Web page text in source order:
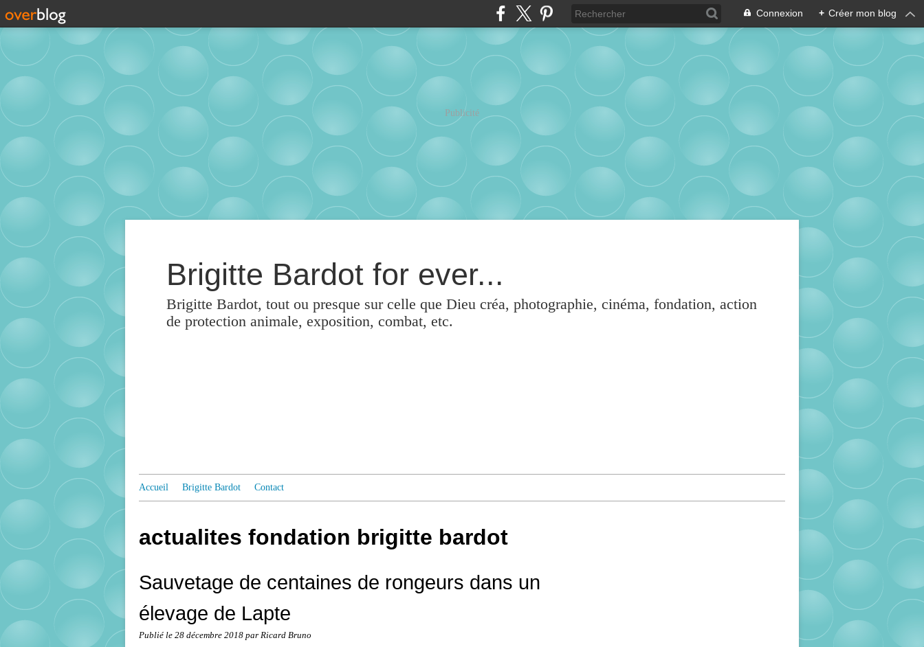
Connexion + Créer mon blog
Publicité
Brigitte Bardot for ever...
Brigitte Bardot, tout ou presque sur celle que Dieu créa, photographie, cinéma, fondation, action
de protection animale, exposition, combat, etc.
Accueil Brigitte Bardot Contact
actualites fondation brigitte bardot
Sauvetage de centaines de rongeurs dans un
élevage de Lapte
Publié le 28 décembre 2018 par Ricard Bruno